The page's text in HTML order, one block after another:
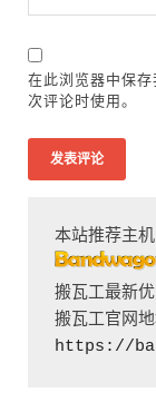
在此浏览器中保
次评论时使用。
搬瓦工最新优
搬瓦工官网地
https://